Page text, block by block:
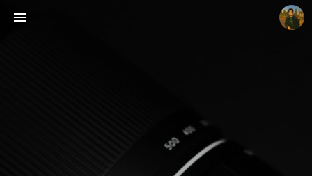
빛으로 쓴 편지
mistyfriday